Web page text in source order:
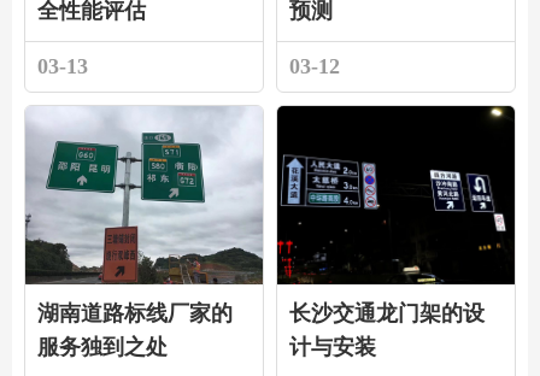
全性能评估
03-13
预测
03-12
湖南道路标线厂家的
服务独到之处
长沙交通龙门架的设
计与安装